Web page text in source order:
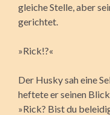
gleiche Stelle, aber
gerichtet.
»Rick!?«
Der Husky sah eine
heftete er seinen
»Rick? Bist du